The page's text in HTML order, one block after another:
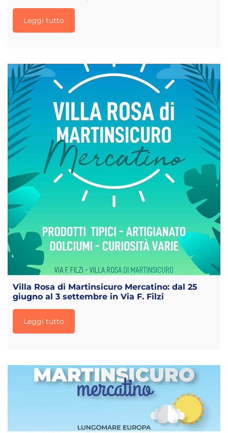
Leggi tutto
Villa Rosa di Martinsicuro Mercatino: dal 25
giugno al 3 settembre in Via F. Filzi
Leggi tutto